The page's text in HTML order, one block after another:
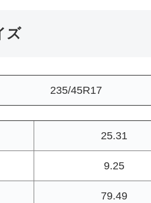
ズ
235/45R17
25.31
9.25
79.49